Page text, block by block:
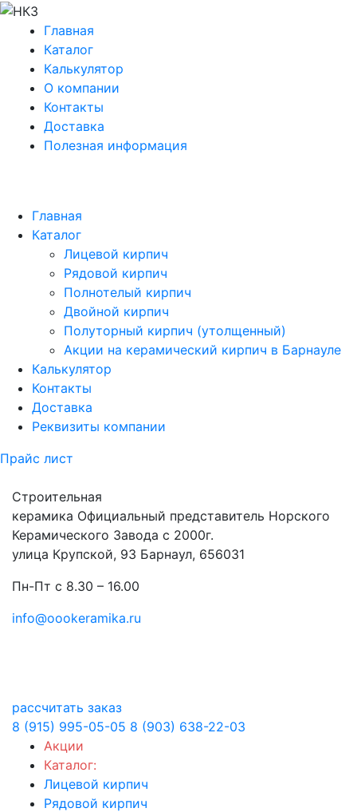
Главная
Каталог
Калькулятор
О компании
Контакты
Доставка
Полезная информация
Главная
Каталог
Лицевой кирпич
Рядовой кирпич
Полнотелый кирпич
Двойной кирпич
Полуторный кирпич (утолщенный)
Акции на керамический кирпич в Барнауле
Калькулятор
Контакты
Доставка
Реквизиты компании
Прайс лист
Строительная
керамика Официальный представитель Норского
Керамического Завода с 2000г.
улица Крупской, 93 Барнаул, 656031
Пн-Пт с 8.30 – 16.00
info@oookeramika.ru
рассчитать заказ
8 (915) 995-05-05 8 (903) 638-22-03
Акции
Каталог:
Лицевой кирпич
Рядовой кирпич